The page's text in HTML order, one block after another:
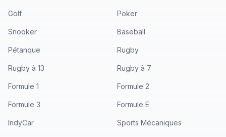
Golf Poker
Snooker Baseball
Pétanque Rugby
Rugby à 13 Rugby à 7
Formule 1 Formule 2
Formule 3 Formule E
IndyCar Sports Mécaniques